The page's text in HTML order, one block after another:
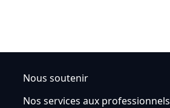
Nous soutenir
Nos services aux professionnels